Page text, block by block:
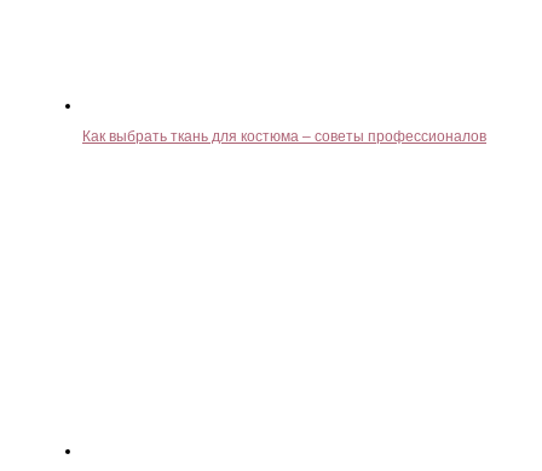
Как выбрать ткань для костюма – советы профессионалов